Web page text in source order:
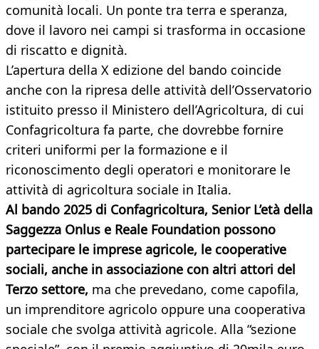
comunità locali. Un ponte tra terra e speranza,
dove il lavoro nei campi si trasforma in occasione
di riscatto e dignità.
L’apertura della X edizione del bando coincide
anche con la ripresa delle attività dell’Osservatorio
istituito presso il Ministero dell’Agricoltura, di cui
Confagricoltura fa parte, che dovrebbe fornire
criteri uniformi per la formazione e il
riconoscimento degli operatori e monitorare le
attività di agricoltura sociale in Italia.
Al bando 2025 di Confagricoltura, Senior L’età della
Saggezza Onlus e Reale Foundation possono
partecipare le imprese agricole, le cooperative
sociali, anche in associazione con altri attori del
Terzo settore, ma che prevedano, come capofila,
un imprenditore agricolo oppure una cooperativa
sociale che svolga attività agricole. Alla “sezione